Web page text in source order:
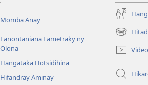
Momba Anay
Fanontaniana Fametraky ny
Olona
Hangataka Hotsidihina
Hifandray Aminay
rohy) Video